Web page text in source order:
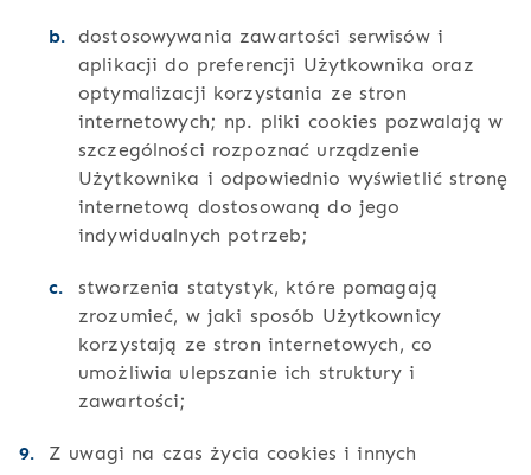
dostosowywania zawartości serwisów i
aplikacji do preferencji Użytkownika oraz
optymalizacji korzystania ze stron
internetowych; np. pliki cookies pozwalają w
szczególności rozpoznać urządzenie
Użytkownika i odpowiednio wyświetlić stronę
internetową dostosowaną do jego
indywidualnych potrzeb;
stworzenia statystyk, które pomagają
zrozumieć, w jaki sposób Użytkownicy
korzystają ze stron internetowych, co
umożliwia ulepszanie ich struktury i
zawartości;
Z uwagi na czas życia cookies i innych